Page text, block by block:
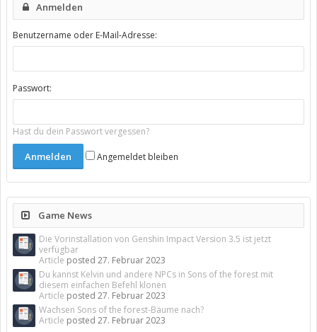
Anmelden
Benutzername oder E-Mail-Adresse:
Passwort:
Hast du dein Passwort vergessen?
Angemeldet bleiben
Game News
Die Vorinstallation von Genshin Impact Version 3.5 ist jetzt
verfügbar
Article posted 27. Februar 2023
Du kannst Kelvin und andere NPCs in Sons of the forest mit
diesem einfachen Befehl klonen
Article posted 27. Februar 2023
Wachsen Sons of the forest-Bäume nach?
Article posted 27. Februar 2023